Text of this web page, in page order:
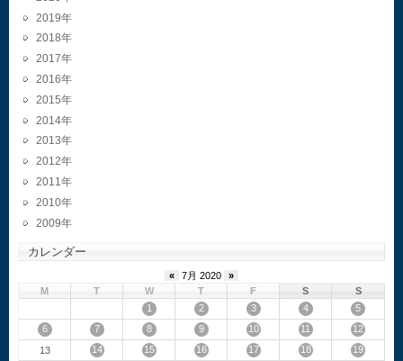
2019
2018
2017
2016
2015
2014
2013
2012
2011
2010
2009
カレンダー
« 7月 2020
»
M
T W T F S
S
1
2 3 4
5
6
7 8 9 10 11
12
13
14 15 16 17 18
19